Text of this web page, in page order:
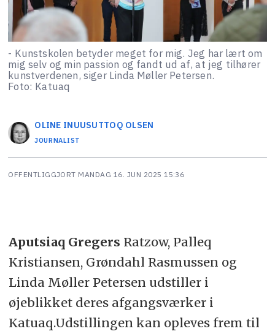
- Kunstskolen betyder meget for mig. Jeg har lært om
mig selv og min passion og fandt ud af, at jeg tilhører
kunstverdenen, siger Linda Møller Petersen.
Foto: Katuaq
OLINE INUUSUTTOQ OLSEN
JOURNALIST
OFFENTLIGGJORT MANDAG 16. JUN 2025 15:36
Aputsiaq Gregers Ratzow, Palleq
Kristiansen, Grøndahl Rasmussen og
Linda Møller Petersen udstiller i
øjeblikket deres afgangsværker i
Katuaq.Udstillingen kan opleves frem til